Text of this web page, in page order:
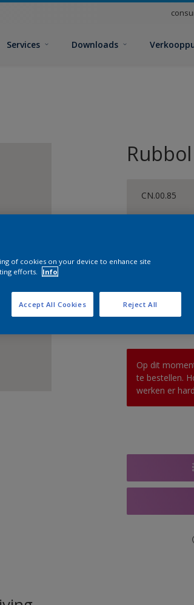
Services Downloads
CN.00.85
500 ML
Op dit
te bestellen.
werken er
of cookies on your device to enhance site
efforts.
Info
Reject All
Accept All Cookies